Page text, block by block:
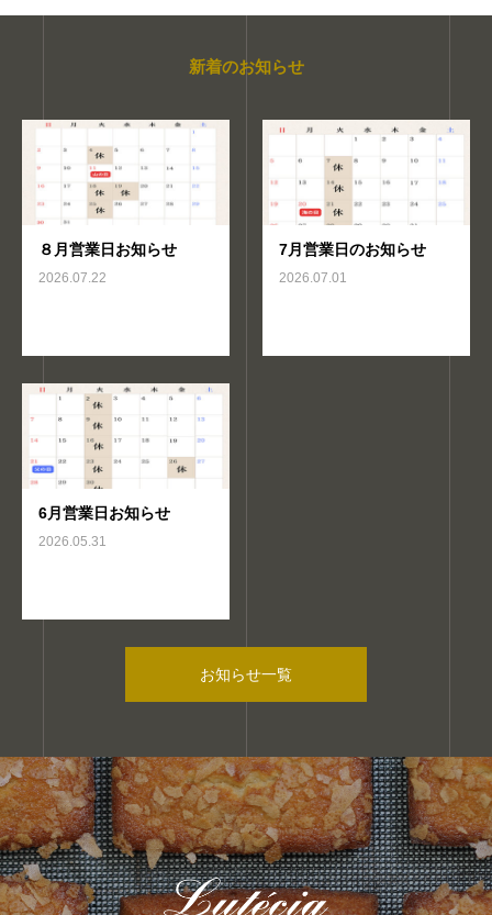
新着のお知らせ
８月営業日お知らせ
2026.07.22
7月営業日のお知らせ
2026.07.01
6月営業日お知らせ
2026.05.31
お知らせ一覧